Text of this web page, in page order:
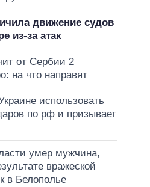
движение судов
из-за атак
от Сербии 2
на что направят
использовать
по рф и призывает
умер мужчина,
вражеской
в Белополье